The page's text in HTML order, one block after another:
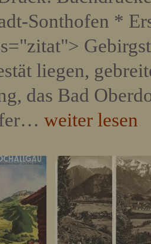
Sonthofen *
liegen,
das Bad
weiter lesen